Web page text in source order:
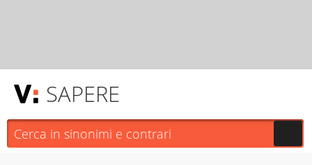
SAPERE